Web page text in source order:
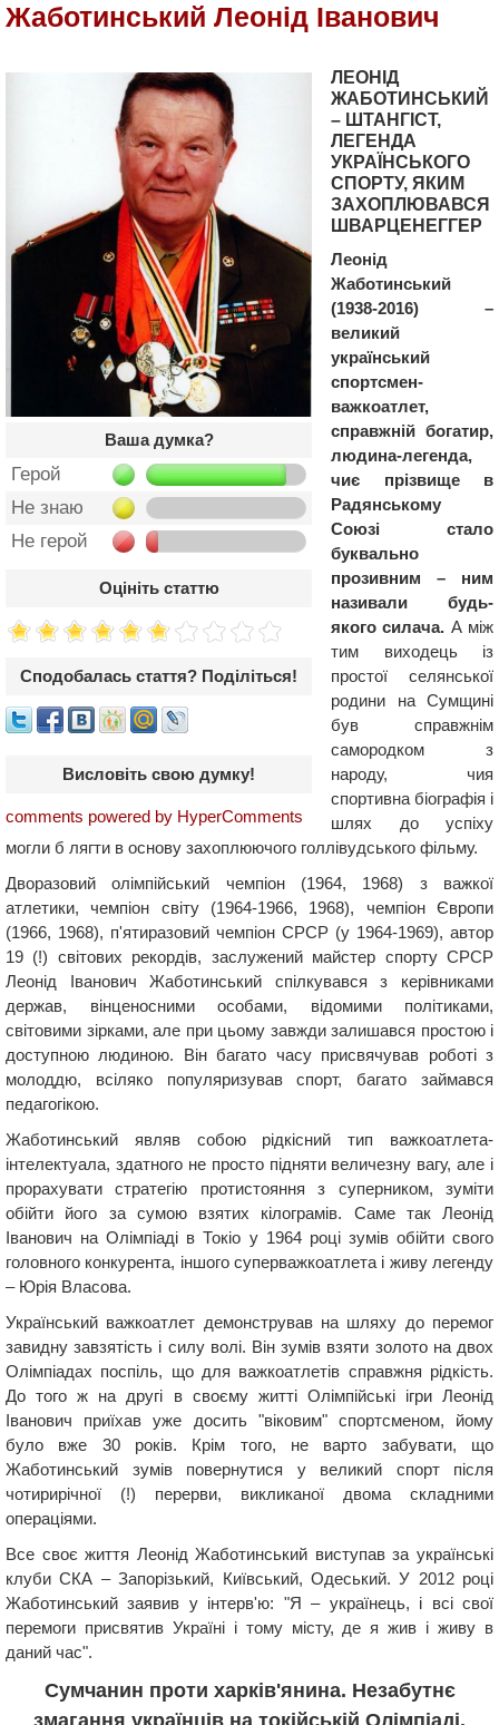
Жаботинський Леонід Іванович
Ваша думка?
Герой
Не знаю
Не герой
Оцініть статтю
Сподобалась стаття? Поділіться!
Висловіть свою думку!
comments powered by HyperComments
ЛЕОНІД
ЖАБОТИНСЬКИЙ
– ШТАНГІСТ,
ЛЕГЕНДА
УКРАЇНСЬКОГО
СПОРТУ, ЯКИМ
ЗАХОПЛЮВАВСЯ
ШВАРЦЕНЕГГЕР
Леонід
Жаботинський
(1938-2016) –
великий
український
спортсмен-
важкоатлет,
справжній богатир,
людина-легенда,
чиє прізвище в
Радянському
Союзі стало
буквально
прозивним – ним
називали будь-
якого силача. А між
тим виходець із
простої селянської
родини на Сумщині
був справжнім
самородком з
народу, чия
спортивна біографія і
шлях до успіху
могли б лягти в основу захоплюючого голлівудського фільму.
Дворазовий олімпійський чемпіон (1964, 1968) з важкої
атлетики, чемпіон світу (1964-1966, 1968), чемпіон Європи
(1966, 1968), п'ятиразовий чемпіон СРСР (у 1964-1969), автор
19 (!) світових рекордів, заслужений майстер спорту СРСР
Леонід Іванович Жаботинський спілкувався з керівниками
держав, вінценосними особами, відомими політиками,
світовими зірками, але при цьому завжди залишався простою і
доступною людиною. Він багато часу присвячував роботі з
молоддю, всіляко популяризував спорт, багато займався
педагогікою.
Жаботинський являв собою рідкісний тип важкоатлета-
інтелектуала, здатного не просто підняти величезну вагу, але і
прорахувати стратегію протистояння з суперником, зуміти
обійти його за сумою взятих кілограмів. Саме так Леонід
Іванович на Олімпіаді в Токіо у 1964 році зумів обійти свого
головного конкурента, іншого суперважкоатлета і живу легенду
– Юрія Власова.
Український важкоатлет демонстрував на шляху до перемог
завидну завзятість і силу волі. Він зумів взяти золото на двох
Олімпіадах поспіль, що для важкоатлетів справжня рідкість.
До того ж на другі в своєму житті Олімпійські ігри Леонід
Іванович приїхав уже досить "віковим" спортсменом, йому
було вже 30 років. Крім того, не варто забувати, що
Жаботинський зумів повернутися у великий спорт після
чотирирічної (!) перерви, викликаної двома складними
операціями.
Все своє життя Леонід Жаботинський виступав за українські
клуби СКА – Запорізький, Київський, Одеський. У 2012 році
Жаботинський заявив у інтерв'ю: "Я – українець, і всі свої
перемоги присвятив Україні і тому місту, де я жив і живу в
даний час".
Сумчанин проти харків'янина. Незабутнє
змагання українців на токійській Олімпіаді.